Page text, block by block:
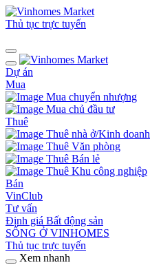
Thủ tục trực tuyến
Dự án
Mua
Mua chuyển nhượng
Mua chủ đầu tư
Thuê
Thuê nhà ở/Kinh doanh
Thuê Văn phòng
Thuê Bán lẻ
Thuê Khu công nghiệp
Bán
VinClub
Tư vấn
Định giá Bất động sản
SỐNG Ở VINHOMES
Thủ tục trực tuyến
Xem nhanh